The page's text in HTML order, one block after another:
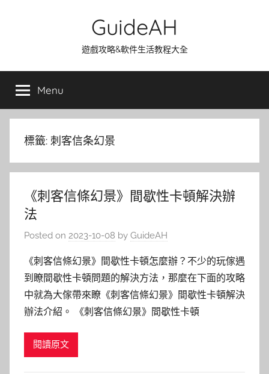
GuideAH
遊戲攻略&軟件生活教程大全
Menu
標籤: 刺客信条幻景
《刺客信條幻景》間歇性卡頓解決辦
法
Posted on 2023-10-08 by GuideAH
《刺客信條幻景》間歇性卡頓怎麼辦？不少的玩傢遇
到瞭間歇性卡頓問題的解決方法，那麼在下面的攻略
中就為大傢帶來瞭《刺客信條幻景》間歇性卡頓解決
辦法介紹。 《刺客信條幻景》間歇性卡頓
閱讀原文